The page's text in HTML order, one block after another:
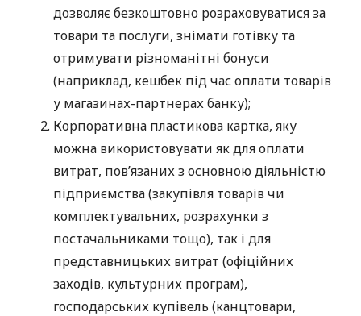
дозволяє безкоштовно розраховуватися за
товари та послуги, знімати готівку та
отримувати різноманітні бонуси
(наприклад, кешбек під час оплати товарів
у магазинах-партнерах банку);
Корпоративна пластикова картка, яку
можна використовувати як для оплати
витрат, пов’язаних з основною діяльністю
підприємства (закупівля товарів чи
комплектувальних, розрахунки з
постачальниками тощо), так і для
представницьких витрат (офіційних
заходів, культурних програм),
господарських купівель (канцтовари,